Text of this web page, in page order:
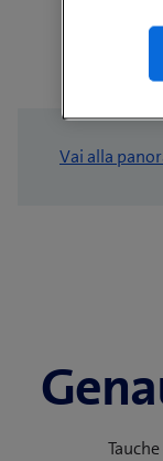
Vai alla